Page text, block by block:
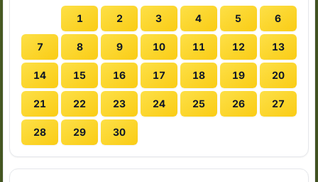
1 2 3 4 5 6
7 8 9 10 11 12 13
14 15 16 17 18 19 20
21 22 23 24 25 26 27
28 29 30